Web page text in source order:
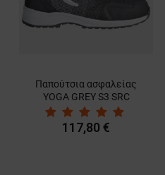
Παπούτσια ασφαλείας
YOGA GREY S3 SRC
117,80 €